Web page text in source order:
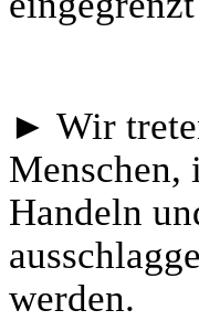
► Wir
Menschen,
Handeln
werden.